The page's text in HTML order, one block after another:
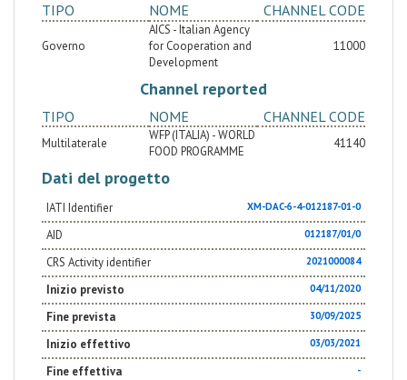
TIPO NOME CHANNEL CODE
Governo
AICS - Italian Agency
for Cooperation and
Development
11000
Channel reported
TIPO NOME CHANNEL CODE
Multilaterale
WFP (ITALIA) - WORLD
FOOD PROGRAMME
41140
Dati del progetto
IATI Identifier XM-DAC-6-4-012187-01-0
AID 012187/01/0
CRS Activity identifier 2021000084
Inizio previsto 04/11/2020
Fine prevista 30/09/2025
Inizio effettivo 03/03/2021
Fine effettiva -